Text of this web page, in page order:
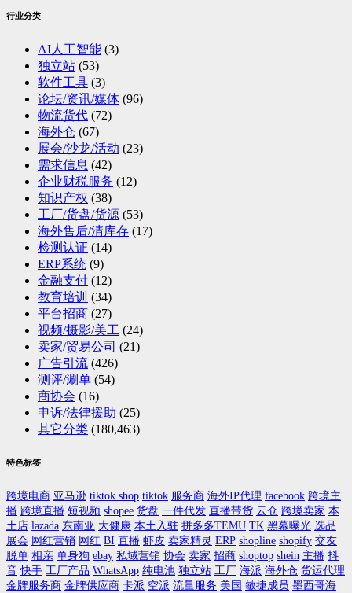
行业分类
AI人工智能 (3)
独立站 (53)
软件工具 (3)
论坛/资讯/媒体 (96)
物流货代 (72)
海外仓 (67)
展会/沙龙/活动 (23)
需求信息 (42)
企业财税服务 (12)
知识产权 (38)
工厂/货盘/货源 (53)
海外售后/清库存 (17)
检测认证 (14)
ERP系统 (9)
金融支付 (12)
教育培训 (34)
平台招商 (27)
视频/摄影/美工 (24)
卖家/贸易公司 (21)
广告引流 (426)
测评/涮单 (54)
商协会 (16)
申诉/法律援助 (25)
其它分类 (180,463)
特色标签
跨境电商 亚马逊 tiktok shop tiktok 服务商 海外IP代理 facebook 跨境主
播 跨境直播 短视频 shopee 货盘 一件代发 直播带货 云仓 跨境卖家 本
土店 lazada 东南亚 大健康 本土入驻 拼多多TEMU TK 黑幕曝光 选品
展会 网红营销 网红 BI 直播 虾皮 卖家精灵 ERP shopline shopify 交友
脱单 相亲 单身狗 ebay 私域营销 协会 卖家 招商 shoptop shein 主播 抖
音 快手 工厂产品 WhatsApp 纯电池 独立站 工厂 海派 海外仓 货运代理
金牌服务商 金牌供应商 卡派 空派 流量服务 美国 敏捷成员 墨西哥海